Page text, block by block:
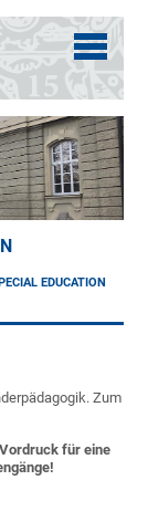
EDUCATION
Zum
für eine